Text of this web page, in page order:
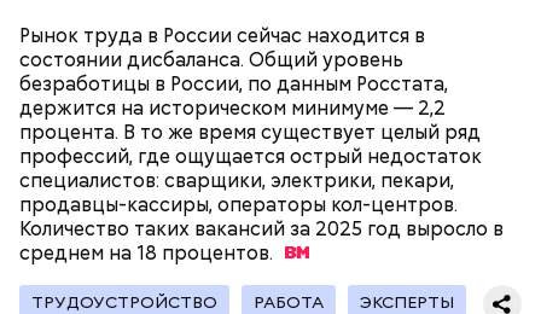
Рынок труда в России сейчас находится в
состоянии дисбаланса. Общий уровень
безработицы в России, по данным Росстата,
держится на историческом минимуме — 2,2
процента. В то же время существует целый ряд
профессий, где ощущается острый недостаток
специалистов: сварщики, электрики, пекари,
продавцы-кассиры, операторы кол-центров.
Количество таких вакансий за 2025 год выросло в
среднем на 18 процентов.
ТРУДОУСТРОЙСТВО РАБОТА ЭКСПЕРТЫ
25–30 минут.